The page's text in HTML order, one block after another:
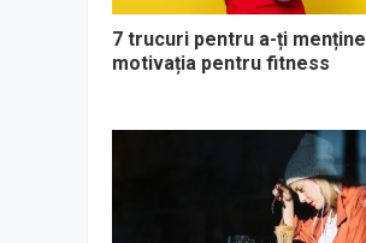
7 trucuri pentru a-ți menține
motivația pentru fitness